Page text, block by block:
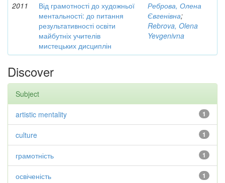
2011
Від грамотності до художньої
ментальності: до питання
результативності освіти
майбутніх учителів
мистецьких дисциплін
Реброва, Олена
Євгенівна;
Rebrova, Olena
Yevgenivna
Discover
Subject
1
artistic mentality
1
culture
1
грамотність
1
освіченість